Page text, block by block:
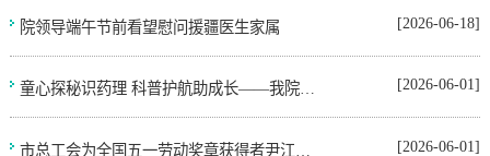
院领导端午节前看望慰问援疆医生家属 [2026-06-18]
童心探秘识药理 科普护航助成长——我院举办“我是小小药剂师”科普体验活动 [2026-06-01]
[2026-06-01]